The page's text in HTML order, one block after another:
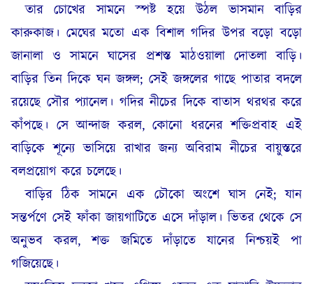
তার চোখের সামনে স্পষ্ট হয়ে উঠল ভাসমান বাড়ির
কারুকাজ। মেঘের মতো এক বিশাল গদির উপর বড়ো বড়ো
জানালা ও সামনে ঘাসের প্রশস্ত মাঠওয়ালা দোতলা বাড়ি।
বাড়ির তিন দিকে ঘন জঙ্গল; সেই জঙ্গলের গাছে পাতার বদলে
রয়েছে সৌর প্যানেল। গদির নীচের দিকে বাতাস থরথর করে
কাঁপছে। সে আন্দাজ করল, কোনো ধরনের শক্তিপ্রবাহ এই
বাড়িকে শূন্যে ভাসিয়ে রাখার জন্য অবিরাম নীচের বায়ুস্তরে
বলপ্রয়োগ করে চলেছে।
বাড়ির ঠিক সামনে এক চৌকো অংশে ঘাস নেই; যান
সন্তর্পণে সেই ফাঁকা জায়গাটিতে এসে দাঁড়াল। ভিতর থেকে সে
অনুভব করল, শক্ত জমিতে দাঁড়াতে যানের নিশ্চয়ই পা
গজিয়েছে।